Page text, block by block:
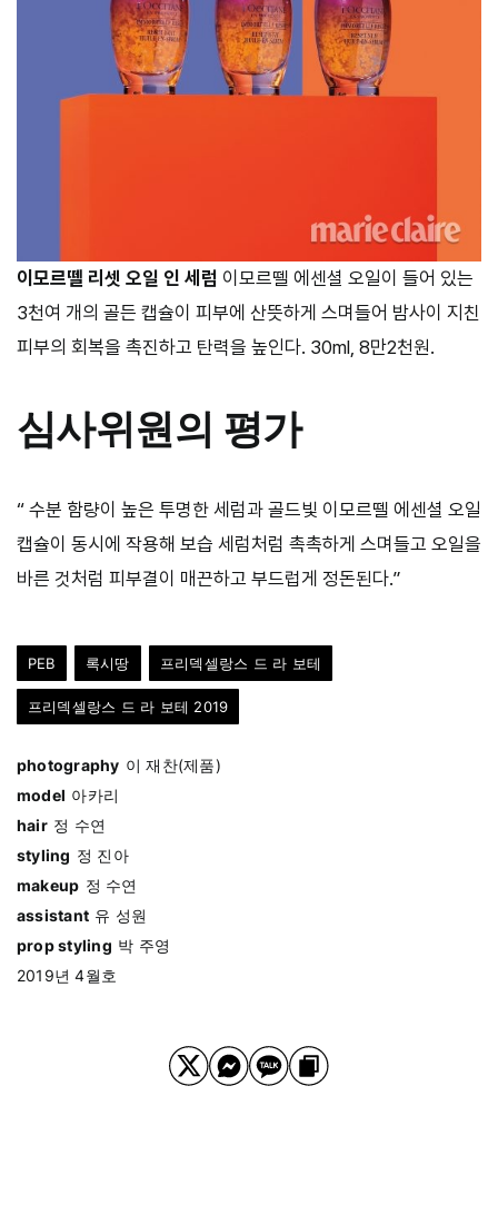
이모르뗄 리셋 오일 인 세럼 이모르뗄 에센셜 오일이 들어 있는
3천여 개의 골든 캡슐이 피부에 산뜻하게 스며들어 밤사이 지친
피부의 회복을 촉진하고 탄력을 높인다. 30ml, 8만2천원.
심사위원의 평가
“ 수분 함량이 높은 투명한 세럼과 골드빛 이모르뗄 에센셜 오일
캡슐이 동시에 작용해 보습 세럼처럼 촉촉하게 스며들고 오일을
바른 것처럼 피부결이 매끈하고 부드럽게 정돈된다.”
PEB 록시땅 프리덱셀랑스 드 라 보테
프리덱셀랑스 드 라 보테 2019
photography 이 재찬(제품)
model 아카리
hair 정 수연
styling 정 진아
makeup 정 수연
assistant 유 성원
prop styling 박 주영
2019년 4월호